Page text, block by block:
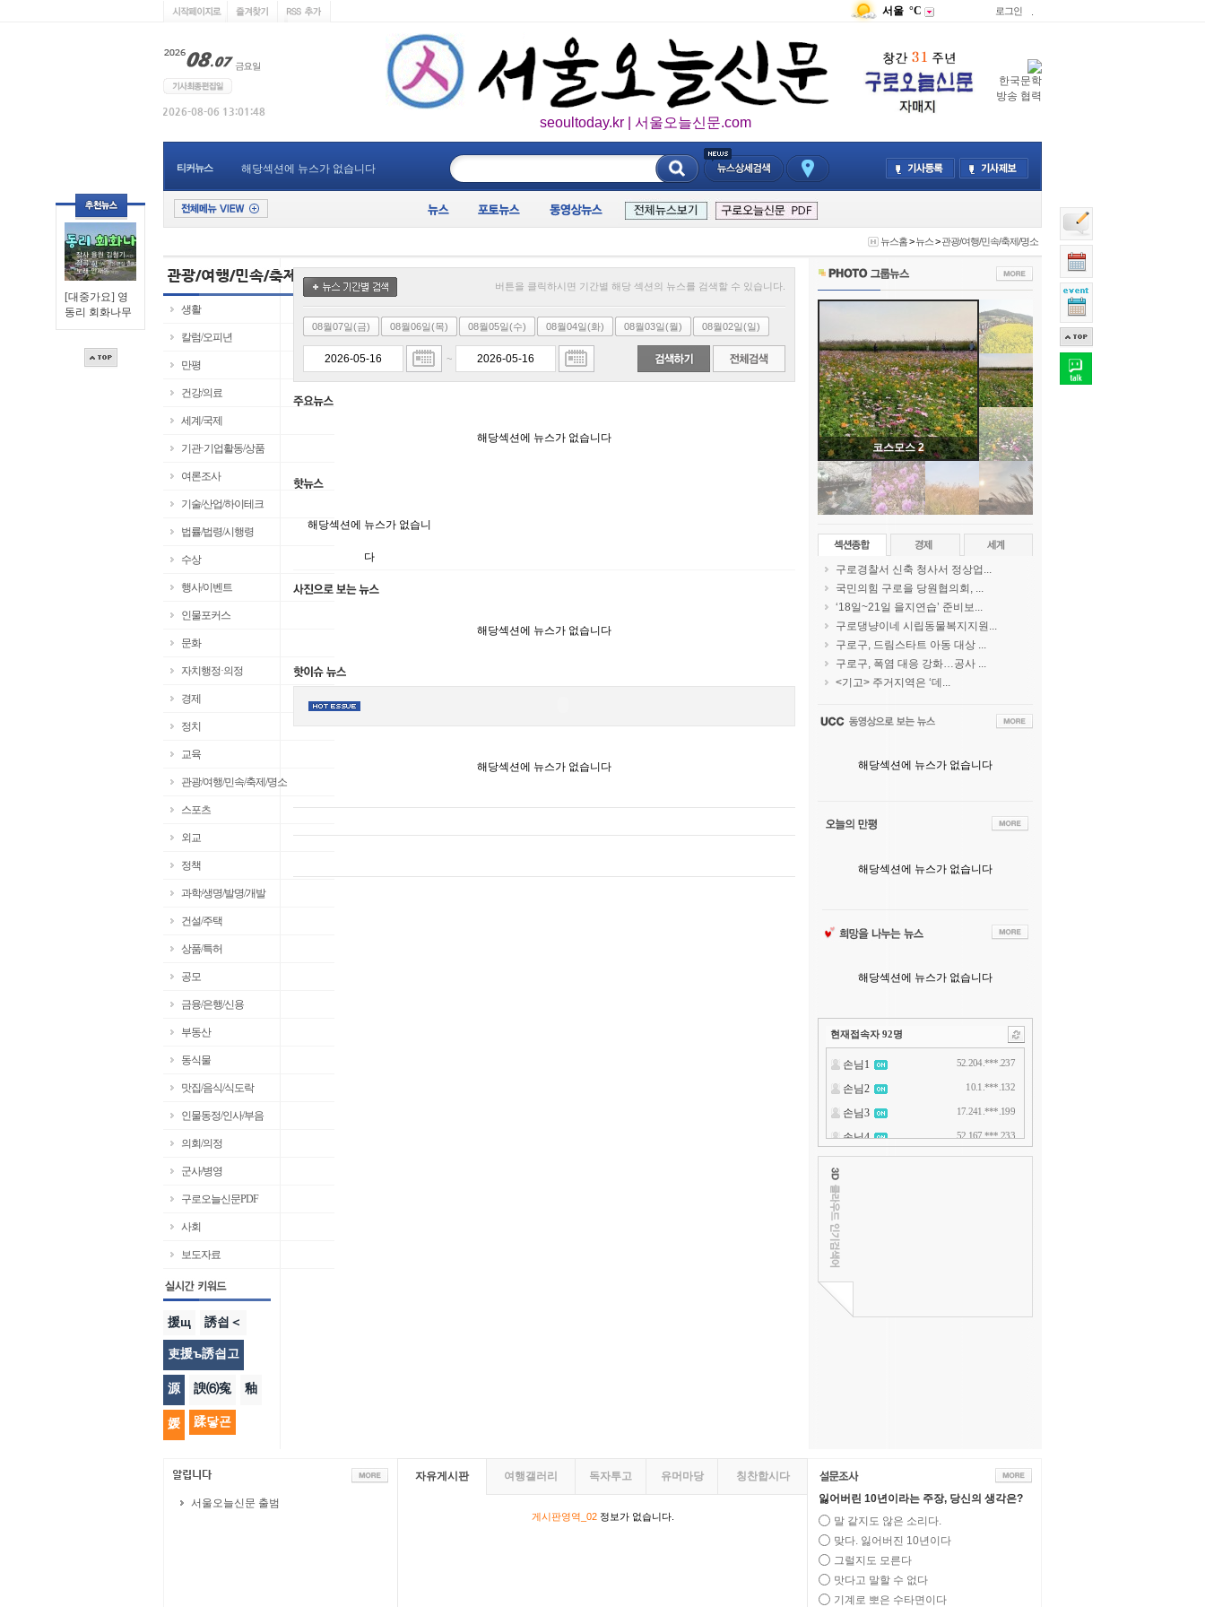
[대중가요] 영
동리 회화나무
서울 °C 로그인
seoultoday.kr | 서울오늘신문.com
한국문학
방송 협력
티커뉴스 해당섹션에 뉴스가 없습니다
뉴스홈>뉴스>관광/여행/민속/축제/명소
생활
칼럼/오피년
만평
건강/의료
세계/국제
기관·기업활동/상품
여론조사
기술/산업/하이테크
법률/법령/시행령
수상
행사/이벤트
인물포커스
문화
자치행정·의정
경제
정치
교육
관광/여행/민속/축제/명소
스포츠
외교
정책
과학/생명/발명/개발
건설/주택
상품/특허
공모
금융/은행/신용
부동산
동식물
맛집/음식/식도락
인물동정/인사/부음
의회/의정
군사/병영
구로오늘신문PDF
사회
보도자료
援щ 誘쇱＜
吏援ъ誘쇱고
源 諛⑹寃 釉
媛 蹂닿굔
버튼을 클릭하시면 기간별 해당 섹션의 뉴스를 검색할 수 있습니다.
08월07일(금) 08월06일(목) 08월05일(수) 08월04일(화) 08월03일(월) 08월02일(일)
~
해당섹션에 뉴스가 없습니다
해당섹션에 뉴스가 없습니
다
해당섹션에 뉴스가 없습니다
해당섹션에 뉴스가 없습니다
코스모스 1
구로경찰서 신축 청사서 정상업...
국민의힘 구로을 당원협의회, ...
‘18일~21일 을지연습’ 준비보...
구로댕냥이네 시립동물복지지원...
구로구, 드림스타트 아동 대상 ...
구로구, 폭염 대응 강화…공사 ...
<기고> 주거지역은 ‘데...
해당섹션에 뉴스가 없습니다
해당섹션에 뉴스가 없습니다
해당섹션에 뉴스가 없습니다
현재접속자 92명
서울오늘신문 출범
자유게시판 여행갤러리 독자투고 유머마당 칭찬합시다
게시판영역_02정보가 없습니다.
잃어버린 10년이라는 주장, 당신의 생각은?
말 같지도 않은 소리다.
맞다. 잃어버진 10년이다
그럴지도 모른다
맛다고 말할 수 없다
기계로 뽀은 수타면이다